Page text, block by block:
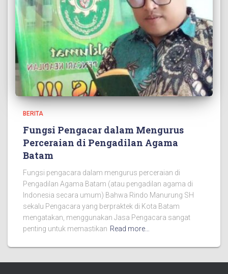
BERITA
Fungsi Pengacar dalam Mengurus
Perceraian di Pengadilan Agama
Batam
Fungsi pengacara dalam mengurus perceraian di
Pengadilan Agama Batam (atau pengadilan agama di
Indonesia secara umum) Bahwa Rindo Manurung SH
sekalu Pengacara yang berpraktek di Kota Batam
mengatakan, menggunakan Jasa Pengacara sangat
penting untuk memastikan Read more…